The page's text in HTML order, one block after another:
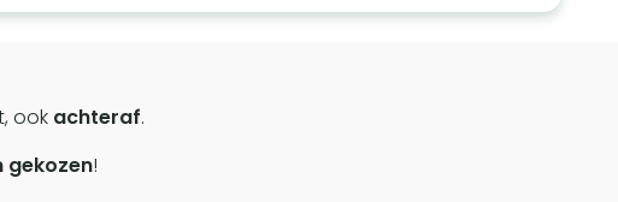
ook achteraf.
gekozen!